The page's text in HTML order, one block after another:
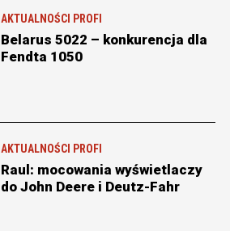
AKTUALNOŚCI PROFI
Belarus 5022 – konkurencja dla
Fendta 1050
AKTUALNOŚCI PROFI
Raul: mocowania wyświetlaczy
do John Deere i Deutz-Fahr